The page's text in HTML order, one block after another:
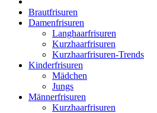
Brautfrisuren
Damenfrisuren
Langhaarfrisuren
Kurzhaarfrisuren
Kurzhaarfrisuren-Trends
Kinderfrisuren
Mädchen
Jungs
Männerfrisuren
Kurzhaarfrisuren